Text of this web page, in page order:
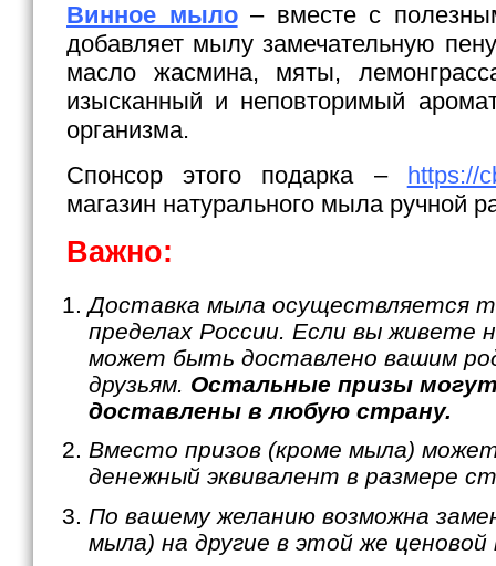
Винное мыло– вместе с
добавляет мылу замечательную
масло жасмина, мяты,
изысканный и неповторимый
организма.
Спонсор этого подарка – https://
магазин натурального мыла ручной
Важно:
Доставка мыла осуществляется
пределах России. Если вы живете
может быть доставлено вашим
друзьям. Остальные призы
доставлены в любую страну.
Вместо призов (кроме мыла)
денежный эквивалент в размере
По вашему желанию возможна
мыла) на другие в этой же